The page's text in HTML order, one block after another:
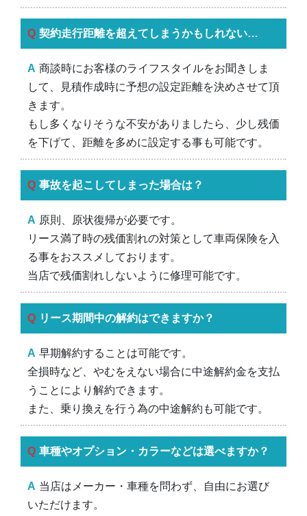
契約走行距離を超えてしまうかもしれない…
商談時にお客様のライフスタイルをお聞きしま
して、見積作成時に予想の設定距離を決めさせて頂
きます。
もし多くなりそうな不安がありましたら、少し残価
を下げて、距離を多めに設定する事も可能です。
事故を起こしてしまった場合は？
原則、原状復帰が必要です。
リース満了時の残価割れの対策として車両保険を入
る事をおススメしております。
当店で残価割れしないように修理可能です。
リース期間中の解約はできますか？
早期解約することは可能です。
全損時など、やむをえない場合に中途解約金を支払
うことにより解約できます。
また、乗り換えを行う為の中途解約も可能です。
車種やオプション・カラーなどは選べますか？
当店はメーカー・車種を問わず、自由にお選び
いただけます。